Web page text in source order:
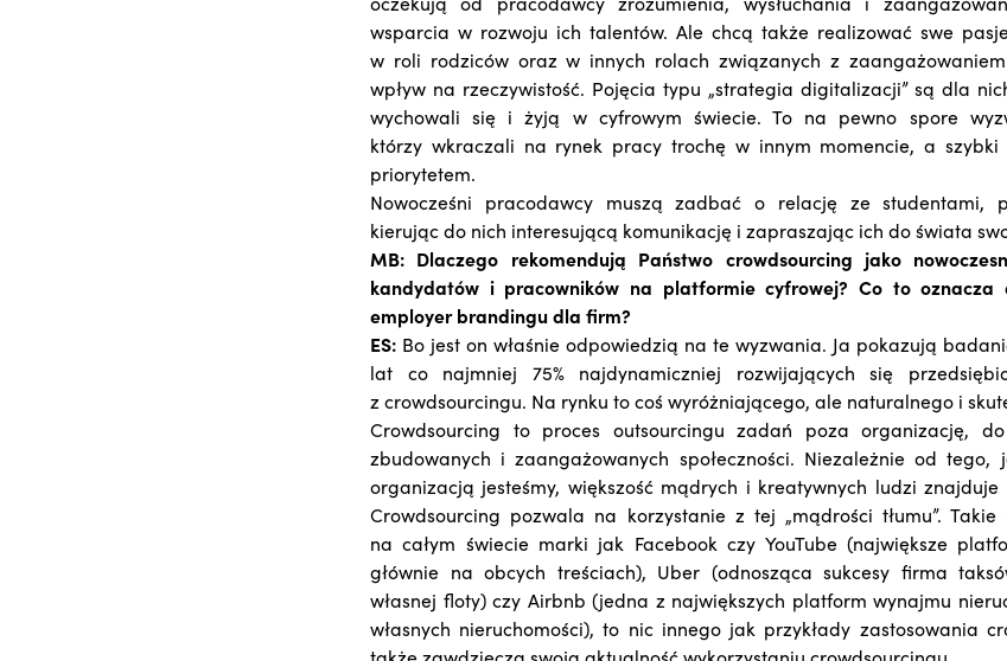
wsparcia w rozwoju ich talentów. Ale chcą także realizować swe
w roli rodziców oraz w innych rolach związanych z zaangażowaniem
wpływ na rzeczywistość. Pojęcia typu „strategia digitalizacji” są dla
wychowali się i żyją w cyfrowym świecie. To na pewno spore
którzy wkraczali na rynek pracy trochę w innym momencie, a szybki
priorytetem.
Nowocześni pracodawcy muszą zadbać o relację ze studentami,
kierując do nich interesującą komunikację i zapraszając ich do świata
MB: Dlaczego rekomendują Państwo crowdsourcing jako
kandydatów i pracowników na platformie cyfrowej? Co to oznacza
employer brandingu dla firm?
ES: Bo jest on właśnie odpowiedzią na te wyzwania. Ja pokazują
lat co najmniej 75% najdynamiczniej rozwijających się
z crowdsourcingu. Na rynku to coś wyróżniającego, ale naturalnego i
Crowdsourcing to proces outsourcingu zadań poza organizację,
zbudowanych i zaangażowanych społeczności. Niezależnie od
organizacją jesteśmy, większość mądrych i kreatywnych ludzi
Crowdsourcing pozwala na korzystanie z tej „mądrości tłumu”.
na całym świecie marki jak Facebook czy YouTube (największe
głównie na obcych treściach), Uber (odnosząca sukcesy firma
własnej floty) czy Airbnb (jedna z największych platform wynajmu
własnych nieruchomości), to nic innego jak przykłady zastosowania